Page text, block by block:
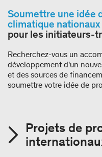
Soumettre une idée
climatique nationaux
pour les initiateurs-
Recherchez-vous un
développement d'un
et des sources de
soumettre votre idée de
Projets de